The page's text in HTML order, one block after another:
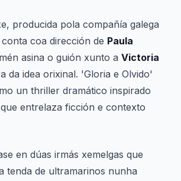
producida pola compañía galega
conta coa dirección de Paula
asina o guión xunto a Victoria
da idea orixinal. 'Gloria e Olvido'
un thriller dramático inspirado
entrelaza ficción e contexto
en dúas irmás xemelgas que
tenda de ultramarinos nunha